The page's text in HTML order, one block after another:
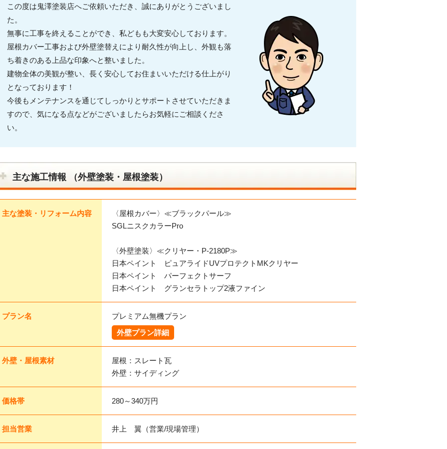
この度は鬼澤塗装店へご依頼いただき、誠にありがとうございまし
た。
無事に工事を終えることができ、私どもも大変安心しております。
屋根カバー工事および外壁塗替えにより耐久性が向上し、外観も落
ち着きのある上品な印象へと整いました。
建物全体の美観が整い、長く安心してお住まいいただける仕上がり
となっております！
今後もメンテナンスを通じてしっかりとサポートさせていただきま
すので、気になる点などがございましたらお気軽にご相談くださ
い。
主な施工情報 （外壁塗装・屋根塗装）
主な塗装・リフォーム内容
〈屋根カバー〉≪ブラックパール≫
SGLニスクカラーPro
〈外壁塗装〉≪クリヤー・P-2180P≫
日本ペイント ピュアライドUVプロテクトMKクリヤー
日本ペイント パーフェクトサーフ
日本ペイント グランセラトップ2液ファイン
プラン名
プレミアム無機プラン
外壁プラン詳細
外壁・屋根素材
屋根：スレート瓦
外壁：サイディング
価格帯 280～340万円
担当営業 井上 翼（営業/現場管理）